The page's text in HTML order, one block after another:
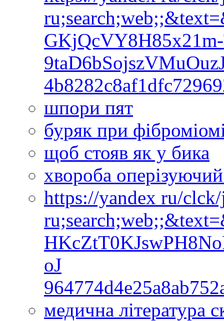
шпори пят
буряк при
щоб стояв як у бика
хвороба
https://yandex ru/
oJ
медична література